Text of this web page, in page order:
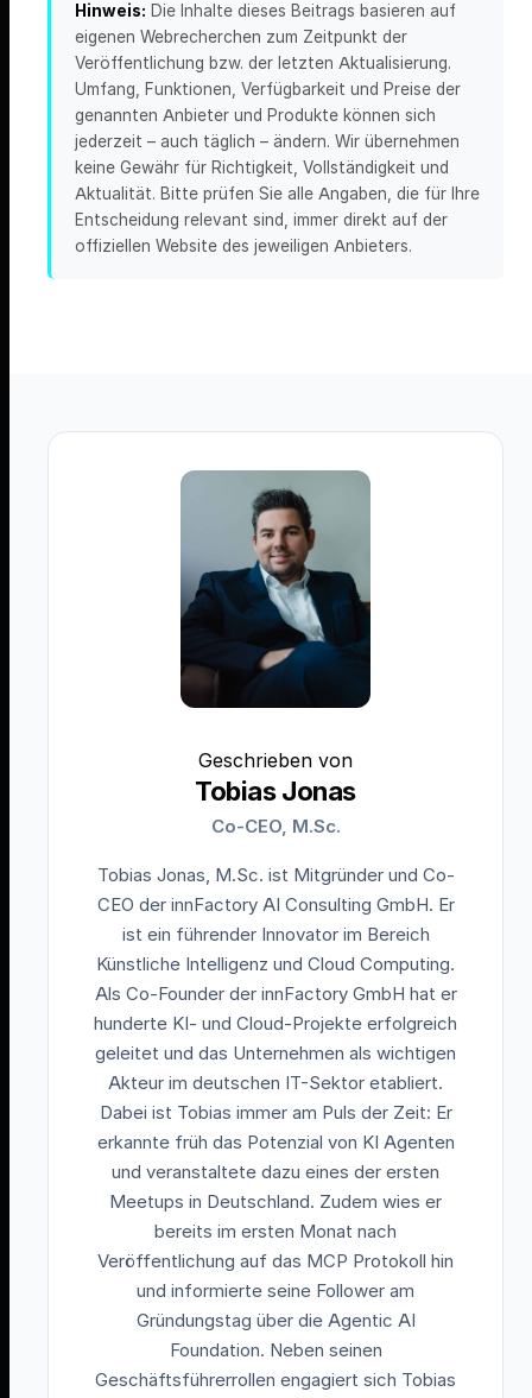
Hinweis: Die Inhalte dieses Beitrags basieren auf
eigenen Webrecherchen zum Zeitpunkt der
Veröffentlichung bzw. der letzten Aktualisierung.
Umfang, Funktionen, Verfügbarkeit und Preise der
genannten Anbieter und Produkte können sich
jederzeit – auch täglich – ändern. Wir übernehmen
keine Gewähr für Richtigkeit, Vollständigkeit und
Aktualität. Bitte prüfen Sie alle Angaben, die für Ihre
Entscheidung relevant sind, immer direkt auf der
offiziellen Website des jeweiligen Anbieters.
Geschrieben von
Tobias Jonas
Co-CEO, M.Sc.
Tobias Jonas, M.Sc. ist Mitgründer und Co-
CEO der innFactory AI Consulting GmbH. Er
ist ein führender Innovator im Bereich
Künstliche Intelligenz und Cloud Computing.
Als Co-Founder der innFactory GmbH hat er
hunderte KI- und Cloud-Projekte erfolgreich
geleitet und das Unternehmen als wichtigen
Akteur im deutschen IT-Sektor etabliert.
Dabei ist Tobias immer am Puls der Zeit: Er
erkannte früh das Potenzial von KI Agenten
und veranstaltete dazu eines der ersten
Meetups in Deutschland. Zudem wies er
bereits im ersten Monat nach
Veröffentlichung auf das MCP Protokoll hin
und informierte seine Follower am
Gründungstag über die Agentic AI
Foundation. Neben seinen
Geschäftsführerrollen engagiert sich Tobias